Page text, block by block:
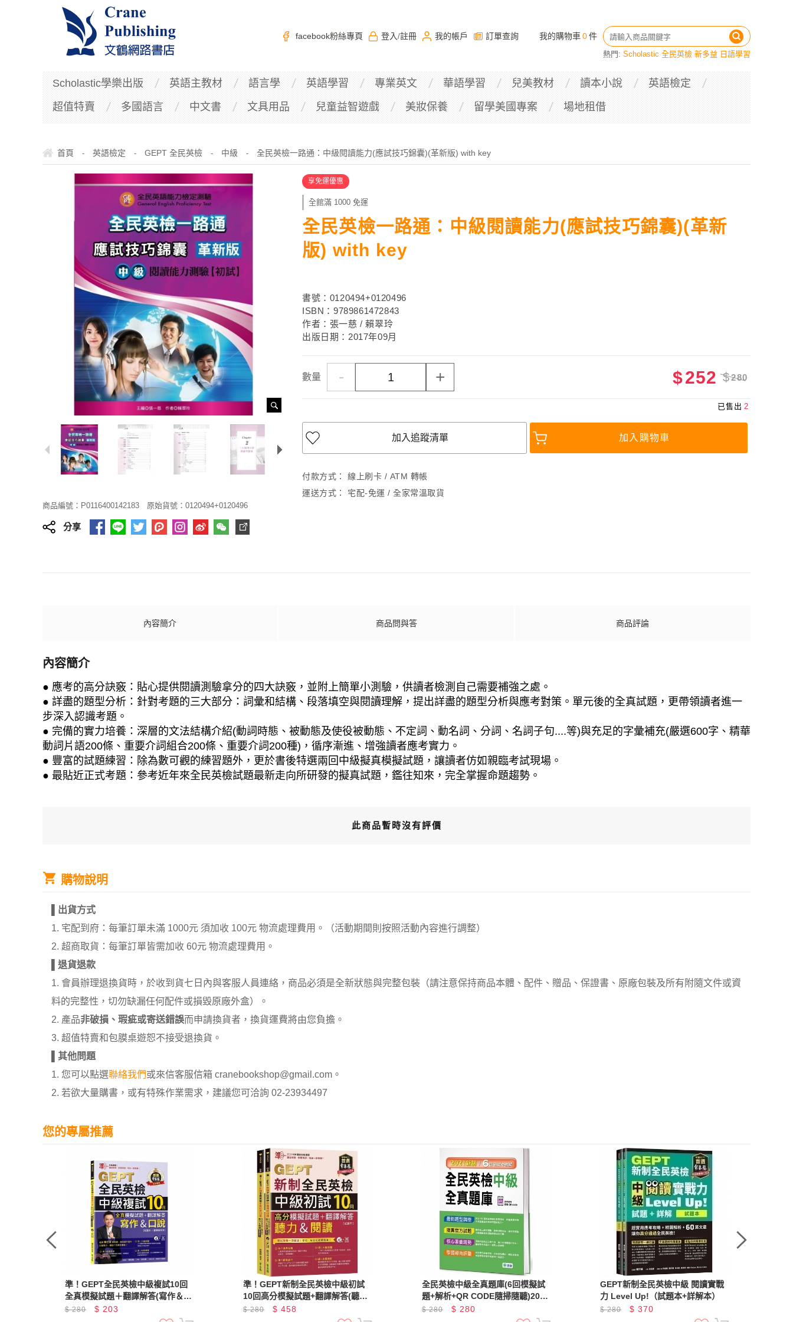
facebook粉絲專頁 登入 /註冊 我的帳戶 訂單查詢 我的購物車 0件
熱門: Scholastic 全民英檢 新多益 日語學習
Scholastic學樂出版 英語主教材 語言學 英語學習 專業英文 華語學習 兒美教材 讀本小說
英語檢定
超值特賣
多國語言 中文書 文具用品 兒童益智遊戲 美妝保養 留學美國專案 場地租借
首頁 - 英語檢定 - GEPT 全民英檢 - 中級 - 全民英檢一路通：中級閱讀能力(應試技巧錦囊)(革新版) with key
商品編號：P0116400142183 原始貨號：0120494+0120496
分享
享免運優惠
全館滿 1000 免運
全民英檢一路通：中級閱讀能力(應試技巧錦囊)(革新
版) with key
書號：0120494+0120496
ISBN：9789861472843
作者：張一慈 / 賴翠玲
出版日期：2017年09月
數量 - + $252 $280
已售出 2
加入追蹤清單 加入購物車
付款方式：
線上刷卡 / ATM 轉帳
運送方式：
宅配-免運 / 全家常溫取貨
內容簡介 商品問與答 商品評論
內容簡介
● 應考的高分訣竅：貼心提供閱讀測驗拿分的四大訣竅，並附上簡單小測驗，供讀者檢測自己需要補強之處。
● 詳盡的題型分析：針對考題的三大部分：詞彙和結構、段落填空與閱讀理解，提出詳盡的題型分析與應考對策。單元後的全真試題，更帶領讀者進一
步深入認識考題。
● 完備的實力培養：深層的文法結構介紹(動詞時態、被動態及使役被動態、不定詞、動名詞、分詞、名詞子句....等)與充足的字彙補充(嚴選600字、精華
動詞片語200條、重要介詞組合200條、重要介詞200種)，循序漸進、增強讀者應考實力。
● 豐富的試題練習：除為數可觀的練習題外，更於書後特選兩回中級擬真模擬試題，讓讀者仿如親臨考試現場。
● 最貼近正式考題：參考近年來全民英檢試題最新走向所研發的擬真試題，鑑往知來，完全掌握命題趨勢。
此商品暫時沒有評價
購物說明
出貨方式
1. 宅配到府：每筆訂單未滿 1000元 須加收 100元 物流處理費用。（活動期間則按照活動內容進行調整）
2. 超商取貨：每筆訂單皆需加收 60元 物流處理費用。
退貨退款
1. 會員辦理退換貨時，於收到貨七日內與客服人員連絡，商品必須是全新狀態與完整包裝（請注意保持商品本體、配件、贈品、保證書、原廠包裝及所有附隨文件或資
料的完整性，切勿缺漏任何配件或損毀原廠外盒）。
2. 產品非破損、瑕疵或寄送錯誤而申請換貨者，換貨運費將由您負擔。
3. 超值特賣和包膜桌遊恕不接受退換貨。
其他問題
1. 您可以點選聯絡我們或來信客服信箱 cranebookshop@gmail.com。
2. 若欲大量購書，或有特殊作業需求，建議您可洽詢 02-23934497
您的專屬推薦
準！GEPT全民英檢中級複試10回
全真模擬試題＋翻譯解答(寫作＆口
說)-試題本+翻譯解答本+1MP3+
$280 $ 203
準！GEPT新制全民英檢中級初試
10回高分模擬試題+翻譯解答(聽力
&閱讀)-試題本+翻譯解答本
+1MP3+ QR Code線上音檔
$280 $458
全民英檢中級全真題庫(6回模擬試
題+解析+QR CODE隨掃隨聽)2021
新制
$280 $ 280
GEPT新制全民英檢中級 閱讀實戰
力 Level Up!（試題本+詳解本）
$280 $370